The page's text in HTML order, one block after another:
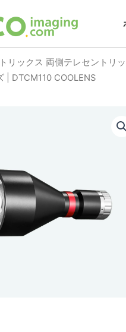
リックス 両側テレセントリ
| DTCM110 COOLENS